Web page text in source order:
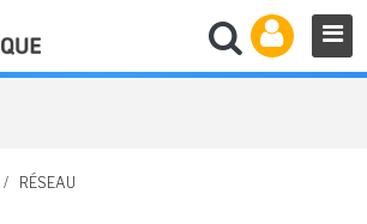
/ RÉSEAU